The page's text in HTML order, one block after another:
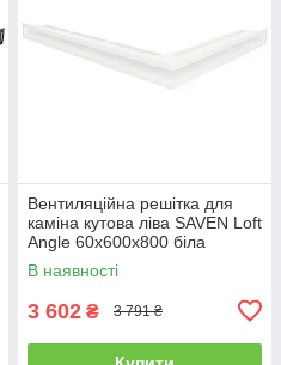
Вентиляційна решітка для
каміна кутова ліва SAVEN Loft
Angle 60х600х800 біла
В наявності
3 602 ₴ 3 791 ₴